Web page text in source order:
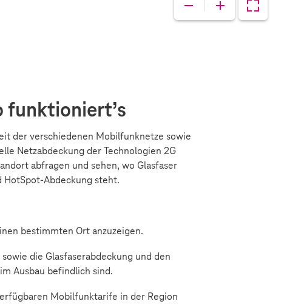
funktioniert’s
der verschiedenen Mobilfunknetze sowie
Netzabdeckung der Technologien 2G
abfragen und sehen, wo Glasfaser
HotSpot-Abdeckung steht.
bestimmten Ort anzuzeigen.
die Glasfaserabdeckung und den
Ausbau befindlich sind.
Mobilfunktarife in der Region